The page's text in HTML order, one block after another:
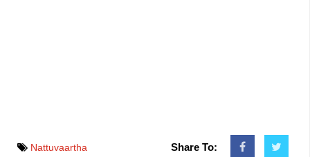
Nattuvaartha Share To: